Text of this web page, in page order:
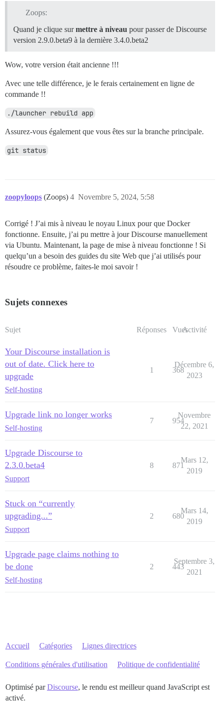
Zoops:
Quand je clique surmettre à niveau pour passer de Discourse
version 2.9.0.beta9 à la dernière 3.4.0.beta2
Wow, votre version était ancienne !!!
Avec une telle différence, je le ferais certainement en ligne de
commande !!
./launcher rebuild app
Assurez-vous également que vous êtes sur la branche principale.
git status
zoopyloops (Zoops) Novembre 5, 2024, 5:58
4
Corrigé ! J’ai mis à niveau le noyau Linux pour que Docker
fonctionne. Ensuite, j’ai pu mettre à jour Discourse manuellement
via Ubuntu. Maintenant, la page de mise à niveau fonctionne ! Si
quelqu’un a besoin des guides du site Web que j’ai utilisés pour
résoudre ce problème, faites-le moi savoir !
Sujets connexes
Sujet Réponses VuesActivité
Your Discourse installation is
out of date. Click here to
upgrade
Self-hosting
1 368
Décembre 6,
2023
Upgrade link no longer works
Self-hosting
7 954
Novembre
22, 2021
Upgrade Discourse to
2.3.0.beta4
Support
8 871
Mars 12,
2019
Stuck on “currently
upgrading...”
Support
2 680
Mars 14,
2019
Upgrade page claims nothing to
be done
Self-hosting
2 443
Septembre 3,
2021
Accueil Catégories Lignes directrices
Conditions générales d'utilisation Politique de confidentialité
Optimisé parDiscourse, le rendu est meilleur quand JavaScript est
activé.